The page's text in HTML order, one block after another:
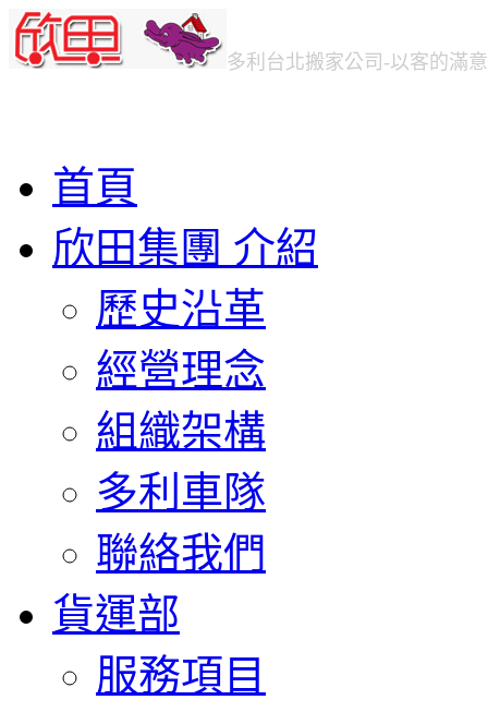
多利台北搬家公司 -以客的滿
首頁
欣田集團 介紹
歷史沿革
經營理念
組織架構
多利車隊
聯絡我們
貨運部
服務項目